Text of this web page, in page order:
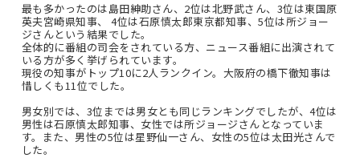
最も多かったのは島田紳助さん、2位は北野武さん、3位は東国原
英夫宮崎県知事、 4位は石原慎太郎東京都知事、5位は所ジョー
ジさんという結果でした。
全体的に番組の司会をされている方、ニュース番組に出演されて
いる方が多く挙げられています。
現役の知事がトップ10に2人ランクイン。大阪府の橋下徹知事は
惜しくも11位でした。
男女別では、3位までは男女とも同じランキングでしたが、4位は
男性は石原慎太郎知事、女性では所ジョージさんとなっていま
す。また、男性の5位は星野仙一さん、女性の5位は太田光さんで
した。